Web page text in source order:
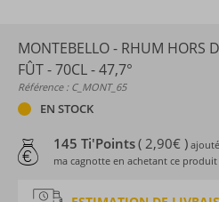
MONTEBELLO - RHUM HORS
FÛT - 70CL - 47,7°
Référence : C_MONT_65
EN STOCK
145 Ti'Points( 2,90€ )
ma cagnotte en achetant ce produit